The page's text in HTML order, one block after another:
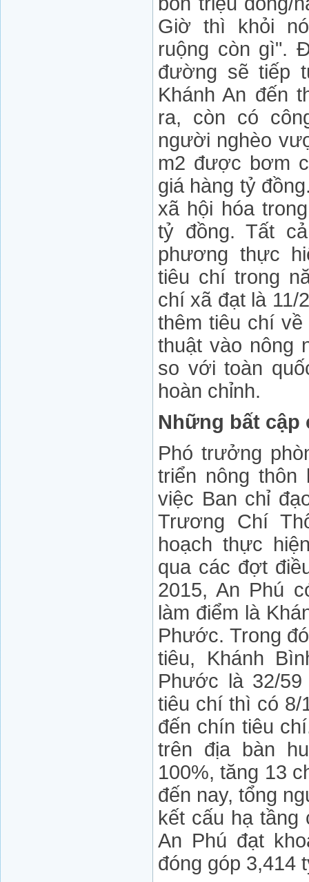
Giờ thì khỏi
ruộng còn gì".
đường sẽ tiếp
Khánh An đến
ra, còn có
người nghèo
m2 được bơm
giá hàng tỷ
xã hội hóa
tỷ đồng. Tất
phương thực
tiêu chí trong
chí xã đạt là 11/
thêm tiêu chí
thuật vào nông
so với toàn
hoàn chỉnh.
Những bất cập
Phó trưởng
triển nông thôn
việc Ban chỉ
Trương Chí
hoạch thực
qua các đợt
2015, An Phú
làm điểm là
Phước. Trong
tiêu, Khánh
Phước là 32/
tiêu chí thì có 8/
đến chín tiêu
trên địa bàn
100%, tăng 13
đến nay, tổng
kết cấu hạ tầng
An Phú đạt
đóng góp 3,414